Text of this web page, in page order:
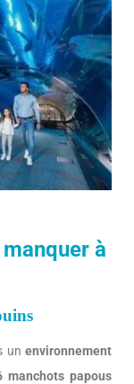
à
unenvironnement
papous